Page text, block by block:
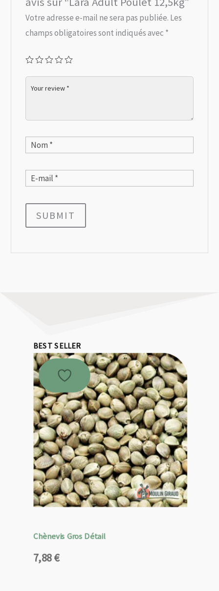
Votre adresse e-mail ne sera pas publiée. Les
champs obligatoires sont indiqués avec *
SUBMIT
BEST SELLER
Chènevis Gros Détail
7,88€